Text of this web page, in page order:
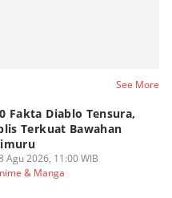
See More
Fakta Diablo Tensura,
Terkuat Bawahan
Agu 2026, 11:00 WIB
& Manga